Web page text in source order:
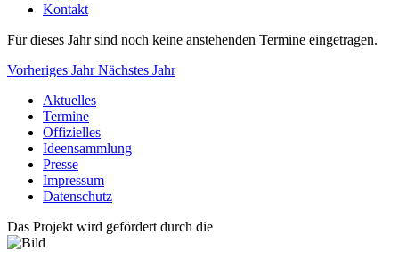
Kontakt
Für dieses Jahr sind noch keine anstehenden Termine eingetragen.
Vorheriges JahrNächstes Jahr
Aktuelles
Termine
Offizielles
Ideensammlung
Presse
Impressum
Datenschutz
Das Projekt wird gefördert durch die